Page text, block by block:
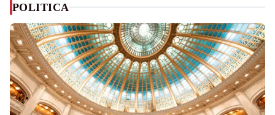
POLITICA